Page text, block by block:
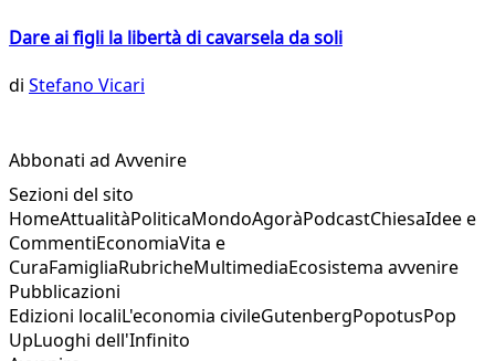
Dare ai figli la libertà di cavarsela da soli
di Stefano Vicari
Abbonati ad Avvenire
Sezioni del sito
HomeAttualitàPoliticaMondoAgoràPodcastChiesaIdee e
CommentiEconomiaVita e
CuraFamigliaRubricheMultimediaEcosistema avvenire
Pubblicazioni
Edizioni localiL'economia civileGutenbergPopotusPop
UpLuoghi dell'Infinito